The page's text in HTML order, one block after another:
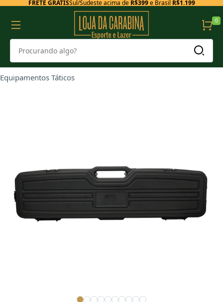
FRETE GRÁTISSul/Sudeste acima de R$399e Brasil R$1.199
0
Equipamentos Táticos